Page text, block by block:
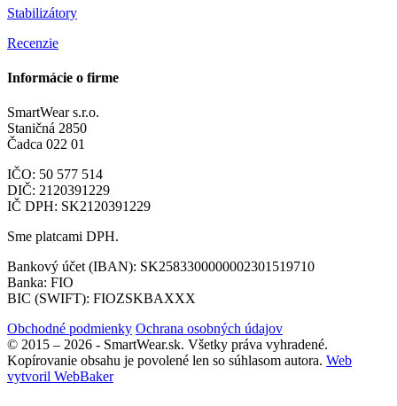
Stabilizátory
Recenzie
Informácie o firme
SmartWear s.r.o.
Staničná 2850
Čadca 022 01
IČO: 50 577 514
DIČ: 2120391229
IČ DPH: SK2120391229
Sme platcami DPH.
Bankový účet (IBAN): SK2583300000002301519710
Banka: FIO
BIC (SWIFT): FIOZSKBAXXX
Obchodné podmienky Ochrana osobných údajov
© 2015 – 2026 - SmartWear.sk. Všetky práva vyhradené.
Kopírovanie obsahu je povolené len so súhlasom autora. Web
vytvoril WebBaker